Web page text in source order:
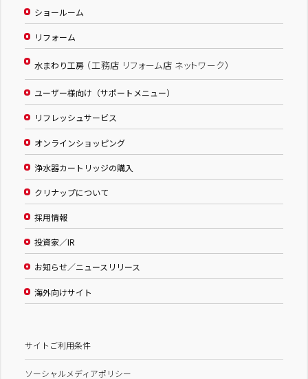
ショールーム
リフォーム
水まわり工房 （工務店 リフォーム店 ネットワーク）
ユーザー様向け（サポートメニュー）
リフレッシュサービス
オンラインショッピング
浄水器カートリッジの購入
クリナップについて
採用情報
投資家／IR
お知らせ／ニュースリリース
海外向けサイト
サイトご利用条件
ソーシャルメディアポリシー